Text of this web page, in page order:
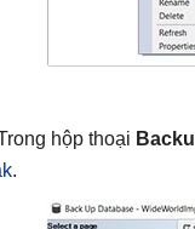
hộp thoại
.